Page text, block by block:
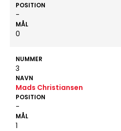
POSITION
-
MÅL
0
NUMMER
3
NAVN
Mads Christiansen
POSITION
-
MÅL
1